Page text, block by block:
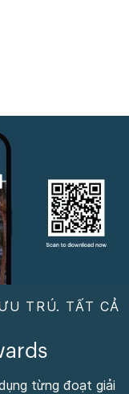
TRÚ. TẤT CẢ
từng đoạt giải